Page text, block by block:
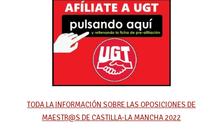
TODA LA INFORMACIÓN SOBRE LAS OPOSICIONES DE
MAESTR@S DE CASTILLA-LA MANCHA 2022